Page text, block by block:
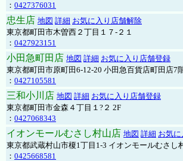
： 0427376031
忠生店 地図 詳細 お気に入り店舗解除
東京都町田市木曽西２丁目１７-２１
： 0427923151
小田急町田店 地図 詳細 お気に入り店舗登録
東京都町田市原町田6-12-20 小田急百貨店町田店7
： 0427105581
三和小川店 地図 詳細 お気に入り店舗登録
東京都町田市金森４丁目１?２ 2F
： 0427068343
イオンモールむさし村山店 地図 詳細 お気
東京都武蔵村山市榎1丁目1-3 イオンモールむさし
： 0425668581